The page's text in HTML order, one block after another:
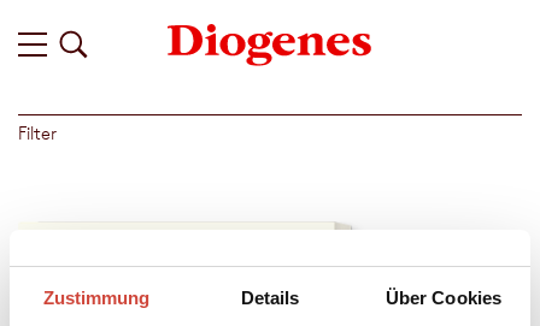
Zustimmung Details Über Cookies
Filter